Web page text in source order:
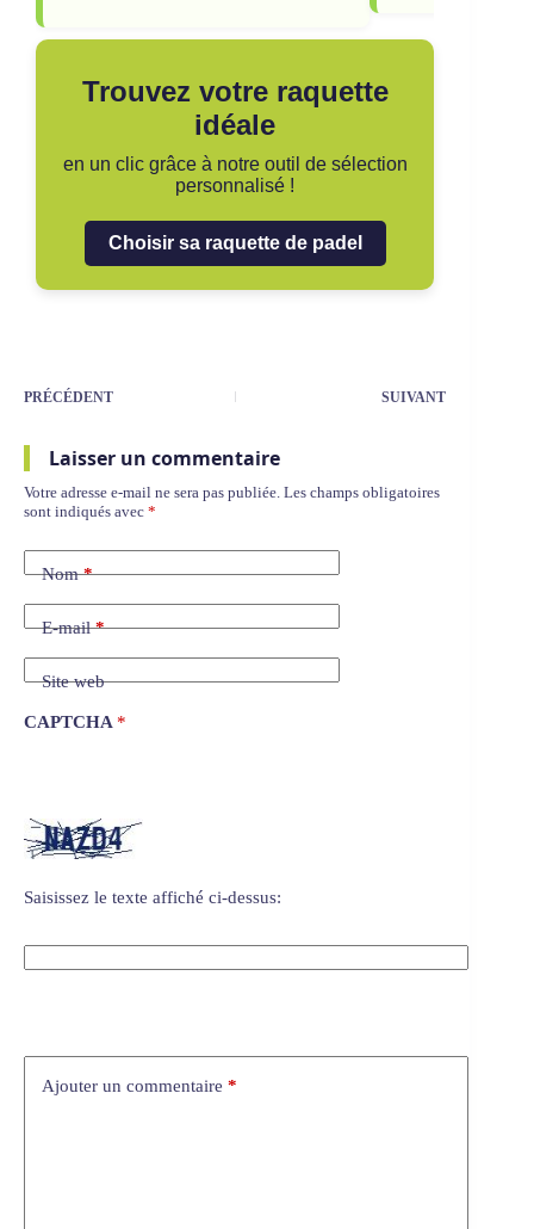
Trouvez votre raquette
idéale
en un clic grâce à notre outil de sélection
personnalisé !
Choisir sa raquette de padel
PRÉCÉDENT SUIVANT
Laisser un commentaire
Votre adresse e-mail ne sera pas publiée. Les champs obligatoires
sont indiqués avec *
Nom*
E-mail*
Site web
CAPTCHA *
Saisissez le texte affiché ci-dessus:
Ajouter un commentaire *